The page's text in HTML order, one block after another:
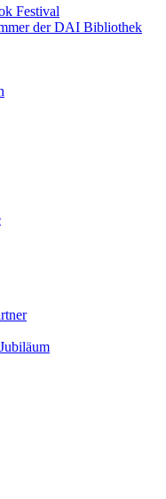
Festival
der DAI Bibliothek